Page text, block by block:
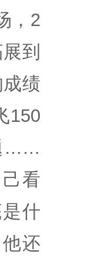
，2
到
绩
150
……
看
什
还